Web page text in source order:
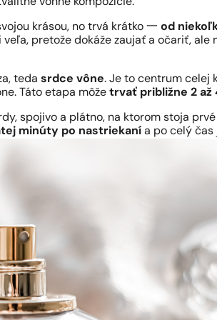
vonné kompozície.
krásou, no trvá krátko 一 od
pretože dokáže zaujať a očariť, ale
teda srdce vône. Je to centrum celej
Táto etapa môže trvať približne 2 až
spojivo a plátno, na ktorom stoja
minúty po nastriekaní a po celý čas